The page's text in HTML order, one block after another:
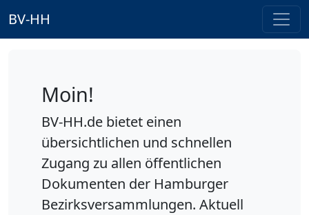
BV-HH
Moin!
BV-HH.de bietet einen
übersichtlichen und schnellen
Zugang zu allen öffentlichen
Dokumenten der Hamburger
Bezirksversammlungen. Aktuell